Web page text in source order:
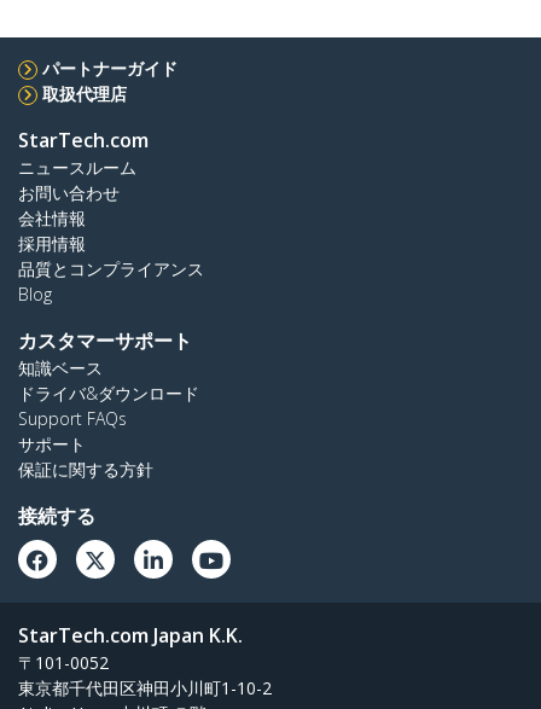
パートナーガイド
取扱代理店
StarTech.com
ニュースルーム
お問い合わせ
会社情報
採用情報
品質とコンプライアンス
Blog
カスタマーサポート
知識ベース
ドライバ&ダウンロード
Support FAQs
サポート
保証に関する方針
接続する
StarTech.com Japan K.K.
〒101-0052
東京都千代田区神田小川町1-10-2